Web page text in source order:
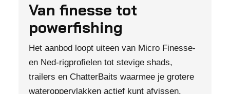
Van finesse tot
powerfishing
Het aanbod loopt uiteen van Micro Finesse-
en Ned-rigprofielen tot stevige shads,
trailers en ChatterBaits waarmee je grotere
wateroppervlakken actief kunt afvissen.